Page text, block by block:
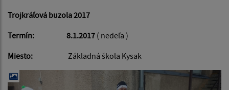
Trojkráľová buzola 2017
Termín: 8.1.2017 ( nedeľa )
Miesto: Základná škola Kysak